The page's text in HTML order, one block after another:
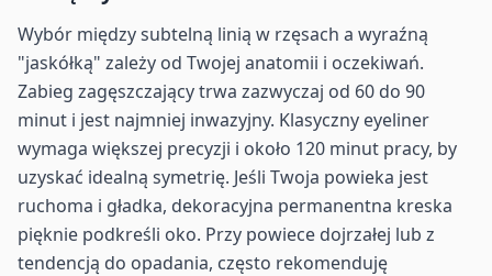
Wybór między subtelną linią w rzęsach a wyraźną
"jaskółką" zależy od Twojej anatomii i oczekiwań.
Zabieg zagęszczający trwa zazwyczaj od 60 do 90
minut i jest najmniej inwazyjny. Klasyczny eyeliner
wymaga większej precyzji i około 120 minut pracy, by
uzyskać idealną symetrię. Jeśli Twoja powieka jest
ruchoma i gładka, dekoracyjna permanentna kreska
pięknie podkreśli oko. Przy powiece dojrzałej lub z
tendencją do opadania, często rekomenduję